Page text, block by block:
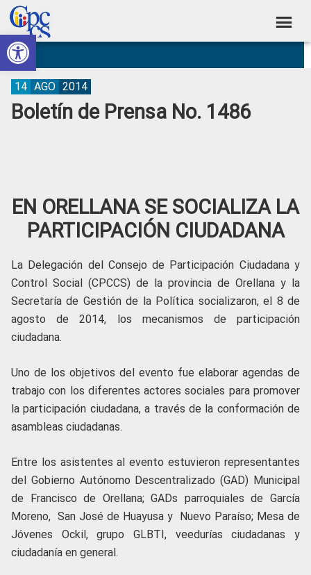
Abrir barra de herramientas
Skip
to
primary
navigation
Skip
to
main
content
Skip
to
primary
sidebar
Skip
to
footer
Consejo
de
Participación
Ciudadana
Construyendo
Poder
Ciudadano
Boletín de Prensa No. 1486
14 AGO 2014
EN ORELLANA SE SOCIALIZA LA
PARTICIPACIÓN CIUDADANA
La Delegación del Consejo de Participación Ciudadana y
Control Social (CPCCS) de la provincia de Orellana y la
Secretaría de Gestión de la Política socializaron, el 8 de
agosto de 2014, los mecanismos de participación
ciudadana.
Uno de los objetivos del evento fue elaborar agendas de
trabajo con los diferentes actores sociales para promover
la participación ciudadana, a través de la conformación de
asambleas ciudadanas.
Entre los asistentes al evento estuvieron representantes
del Gobierno Autónomo Descentralizado (GAD) Municipal
de Francisco de Orellana; GADs parroquiales de García
Moreno, San José de Huayusa y Nuevo Paraíso; Mesa de
Jóvenes Ockil, grupo GLBTI, veedurías ciudadanas y
ciudadanía en general.